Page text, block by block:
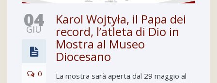
04
GIU
0
Karol Wojtyła, il Papa dei
record, l’atleta di Dio in
Mostra al Museo
Diocesano
La mostra sarà aperta dal 29 maggio al